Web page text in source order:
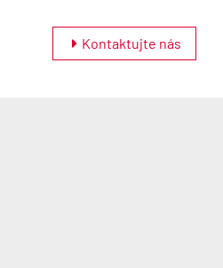
Kontaktujte nás